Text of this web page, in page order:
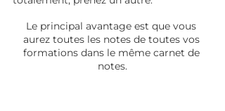
Le principal avantage est que vous
aurez toutes les notes de toutes vos
formations dans le même carnet de
notes.